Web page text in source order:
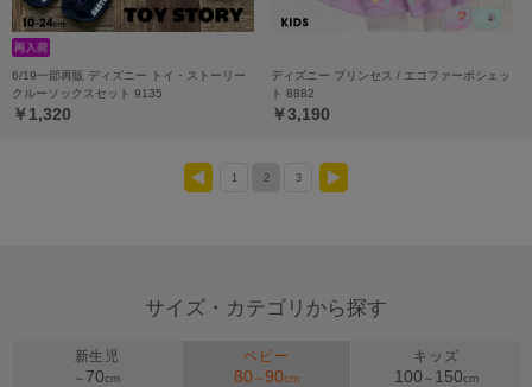
6/19一部再販 ディズニー トイ・ストーリー
クルーソックスセット 9135
￥1,320
ディズニー プリンセス / エコファーポシェッ
ト 8882
￥3,190
1 2 3
サイズ・カテゴリから探す
新生児
～ 70cm
ベビー
80 ～90cm
キッズ
100 ～ 150cm